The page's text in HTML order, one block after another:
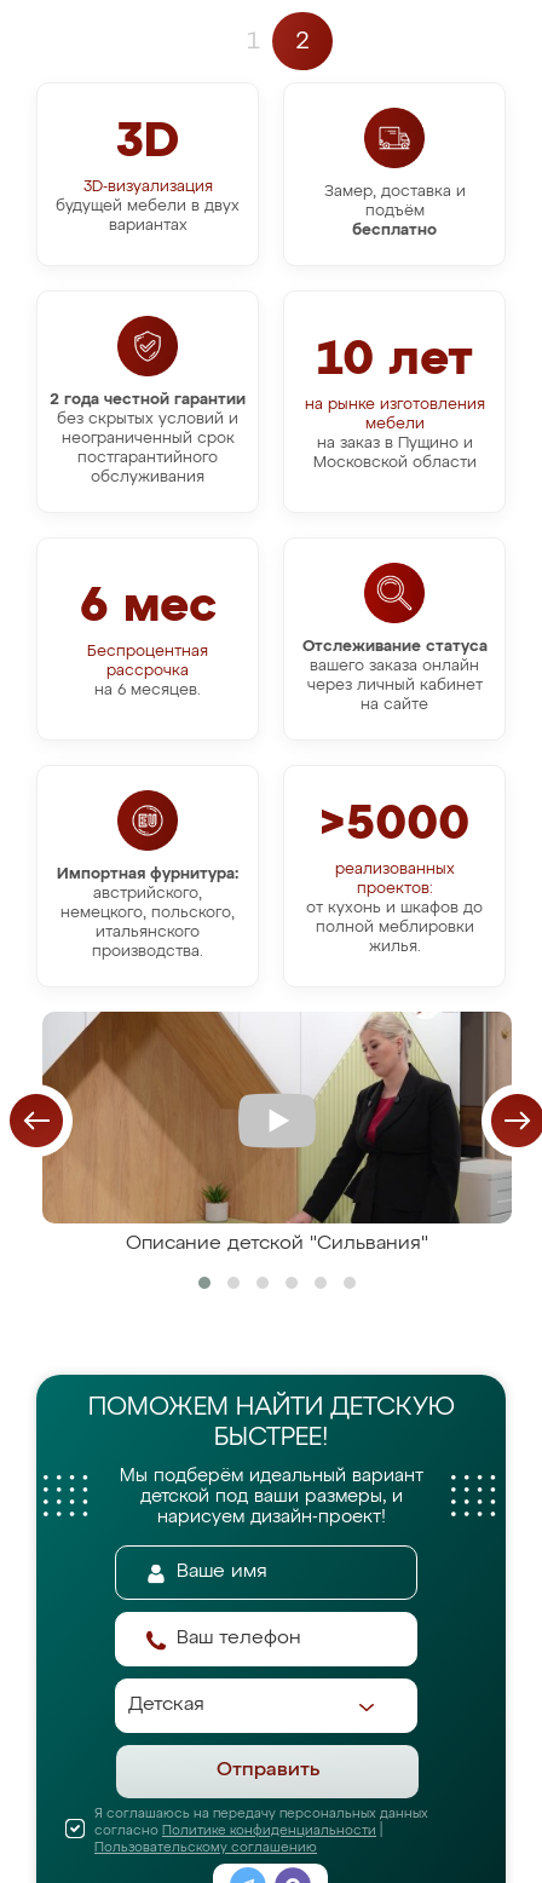
1 2
3D
3D-визуализация
будущей мебели в двух
вариантах
Замер, доставка и
подъём
бесплатно
10 лет
на рынке изготовления
мебели
на заказ в Пущино и
Московской области
2 года честной гарантии
без скрытых условий и
неограниченный срок
постгарантийного
обслуживания
Отслеживание статуса
вашего заказа онлайн
через личный кабинет
на сайте
6 мес
Беспроцентная
рассрочка
на 6 месяцев.
Импортная фурнитура:
австрийского,
немецкого, польского,
итальянского
производства.
>5000
реализованных
проектов:
от кухонь и шкафов до
полной меблировки
жилья.
Описание детской "Сильвания"
ПОМОЖЕМ НАЙТИ ДЕТСКУЮ
БЫСТРЕЕ!
Мы подберём идеальный вариант
детской под ваши размеры, и
нарисуем дизайн-проект!
Отправить
Я соглашаюсь на передачу персональных данных
согласно Политике конфиденциальности
Пользовательскому соглашению